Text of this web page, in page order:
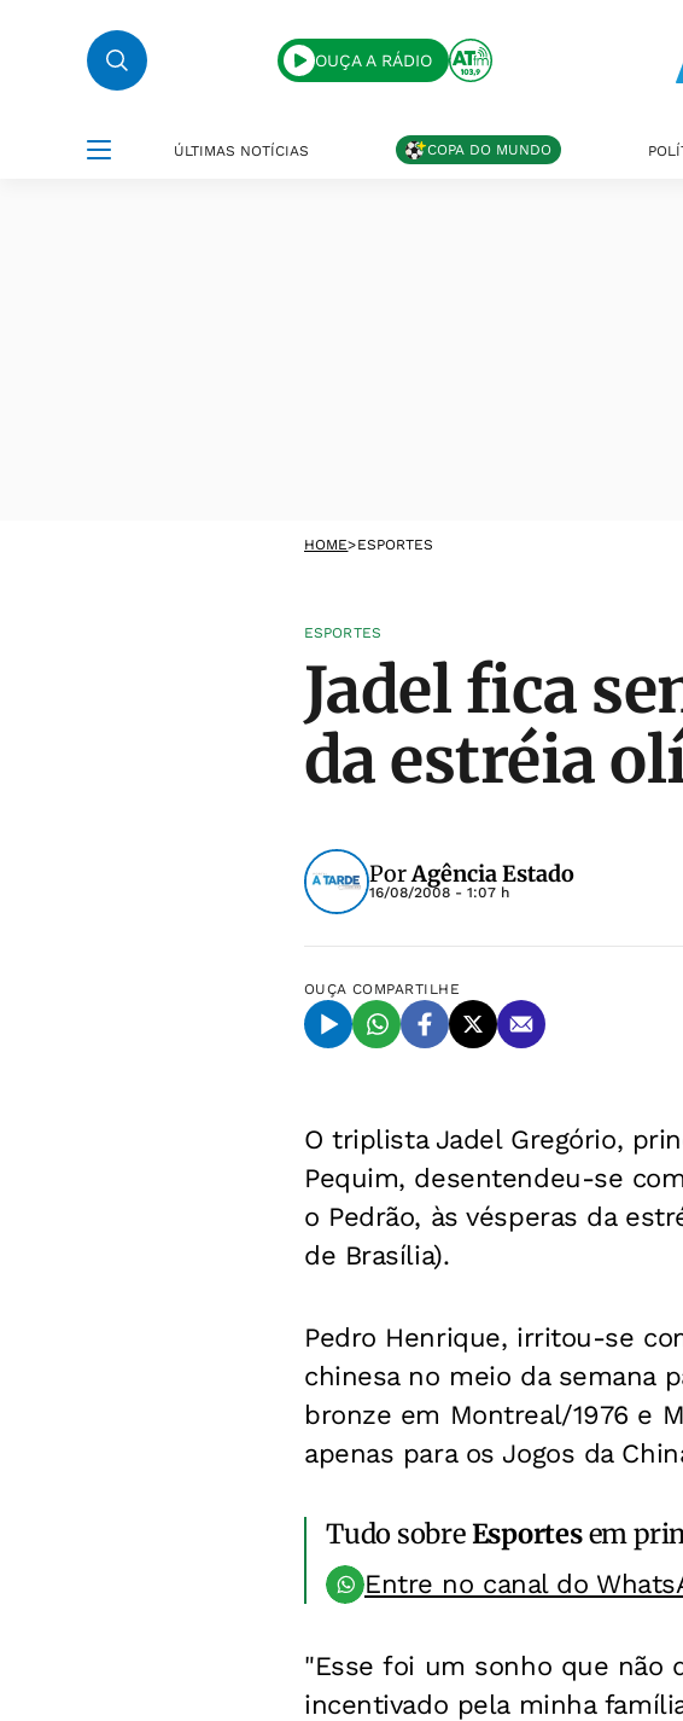
OUÇA A RÁDIO
ÚLTIMAS NOTÍCIAS COPA DO MUNDO
HOME>ESPORTES
ESPORTES
Jadel fica
da estréia
PorAgência Estado
16/08/2008 - 1:07 h
OUÇA COMPARTILHE
O triplista Jadel Gregório,
Pequim, desentendeu-se
o Pedrão, às vésperas da
de Brasília).
Pedro Henrique, irritou-se
chinesa no meio da semana
bronze em Montreal/1976 e
apenas para os Jogos da
Tudo sobreEsportesem
Entre no canal do
"Esse foi um sonho que não
incentivado pela minha